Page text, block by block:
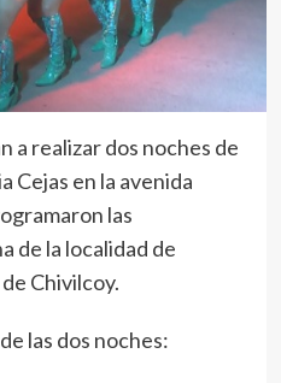
a realizar dos noches de
Cejas en la avenida
las
de la localidad de
Chivilcoy.
las dos noches: